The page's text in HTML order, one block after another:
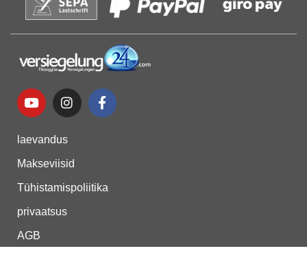
laevandus
Makseviisid
Tühistamispoliitika
privaatsus
AGB